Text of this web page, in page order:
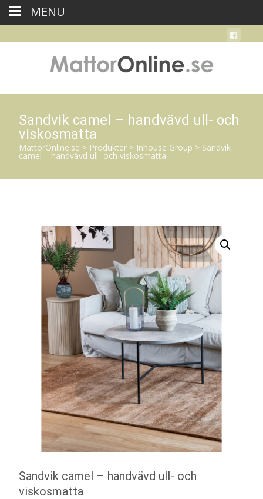
Sandvik camel – handvävd ull- och
viskosmatta
MattorOnline.se > Produkter > Inhouse Group > Sandvik
camel – handvävd ull- och viskosmatta
Sandvik camel – handvävd ull- och
viskosmatta
MENU